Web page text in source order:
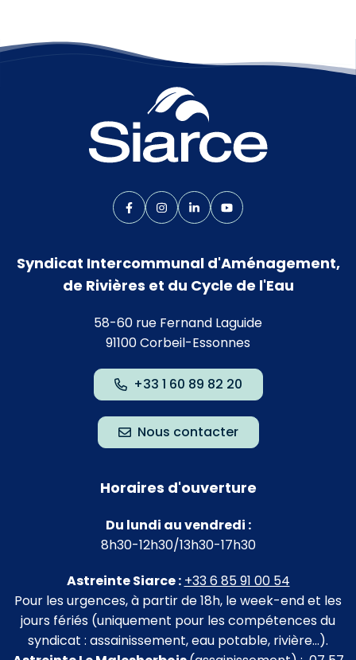
Lien vers le compte Facebook
Lien vers le compte Instagram
Lien vers le compte Linkedin
Lien vers la chaîne
Syndicat Intercommunal d'Aménagement,
de Rivières et du Cycle de l'Eau
58-60 rue Fernand Laguide
91100 Corbeil-Essonnes
+33 1 60 89 82 20
Nous contacter
Horaires d'ouverture
Du lundi au vendredi :
8h30-12h30/13h30-17h30
Astreinte Siarce : +33 6 85 91 00 54
Pour les urgences, à partir de 18h, le week-end et les
jours fériés (uniquement pour les compétences du
syndicat : assainissement, eau potable, rivière…).